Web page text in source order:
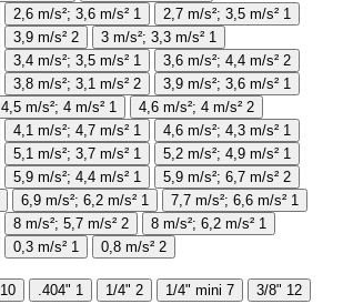
2,6 m/s²; 3,6 m/s² 1 2,7 m/s²; 3,5 m/s² 1
3,9 m/s² 2 3 m/s²; 3,3 m/s² 1
3,4 m/s²; 3,5 m/s² 1 3,6 m/s²; 4,4 m/s² 2
3,8 m/s²; 3,1 m/s² 2 3,9 m/s²; 3,6 m/s² 1
4,5 m/s²; 4 m/s² 1 4,6 m/s²; 4 m/s² 2
4,1 m/s²; 4,7 m/s² 1 4,6 m/s²; 4,3 m/s² 1
5,1 m/s²; 3,7 m/s² 1 5,2 m/s²; 4,9 m/s² 1
5,9 m/s²; 4,4 m/s² 1 5,9 m/s²; 6,7 m/s² 2
6,9 m/s²; 6,2 m/s² 1 7,7 m/s²; 6,6 m/s² 1
8 m/s²; 5,7 m/s² 2 8 m/s²; 6,2 m/s² 1
0,3 m/s² 1 0,8 m/s² 2
10 .404" 1 1/4" 2 1/4" mini 7 3/8" 12